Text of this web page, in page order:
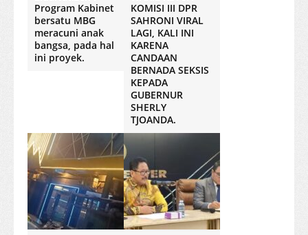
Program Kabinet
bersatu MBG
meracuni anak
bangsa, pada hal
ini proyek.
KOMISI III DPR
SAHRONI VIRAL
LAGI, KALI INI
KARENA
CANDAAN
BERNADA SEKSIS
KEPADA
GUBERNUR
SHERLY
TJOANDA.